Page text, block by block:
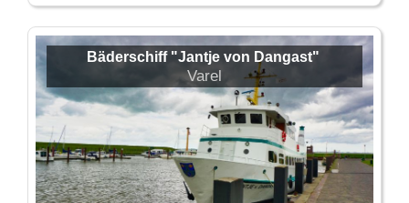
Bäderschiff "Jantje von Dangast"
Varel